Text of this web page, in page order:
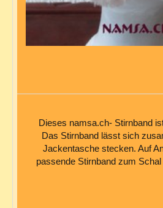
Dieses namsa.ch- Stirnband
Das Stirnband lässt sich
Jackentasche stecken. Auf
passende Stirnband zum